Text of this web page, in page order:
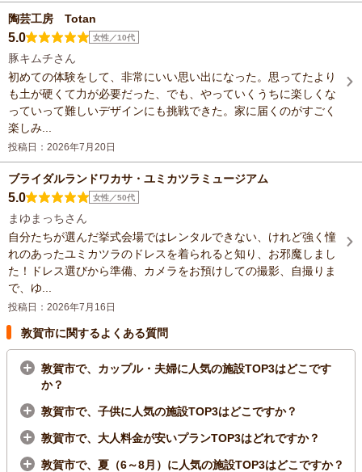
陶芸工房 Totan
5.0 女性／10代
豚キムチさん
初めての体験をして、非常にいい思い出になった。思ってたより
も土が硬くて力が必要だった、でも、やっていくうちに楽しくな
っていって難しいデザインにも挑戦できた。家に届くのがすごく
楽しみ...
投稿日：2026年7月20日
ブライダルランドワカサ・ユミカツラミュージアム
5.0 女性／50代
まゆまっちさん
自分たちが選んだ挙式会場ではレンタルできない、けれど強く憧
れのあったユミカツラのドレスを着られると知り、お邪魔しまし
た！ドレス選びから準備、カメラをお預けしての撮影、自撮りま
で、ゆ...
投稿日：2026年7月16日
敦賀市に関するよくある質問
敦賀市で、カップル・夫婦に人気の施設TOP3はどこです
か？
敦賀市で、子供に人気の施設TOP3はどこですか？
敦賀市で、大人料金が安いプランTOP3はどれですか？
敦賀市で、夏（6～8月）に人気の施設TOP3はどこですか？